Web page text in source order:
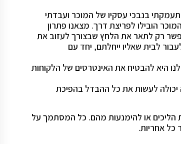
בנבכי עסקיו של המוכר ועבדתי
הובילו לפריצת דרך. מצאנו פתרון
רק לתאר את הלחץ שבצורך לעזוב את
לבית שאליו ייחלתם, יחד עם
היא להבטיח את האינטרסים של הלקוחות
לעשות את כל ההבדל בהפיכת
הליכים או להימנעות מהם. כל המסתמך על
כל אחריות.